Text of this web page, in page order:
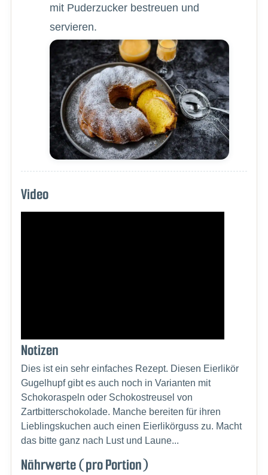
mit Puderzucker bestreuen und
servieren.
Video
Notizen
Dies ist ein sehr einfaches Rezept. Diesen Eierlikör
Gugelhupf gibt es auch noch in Varianten mit
Schokoraspeln oder Schokostreusel von
Zartbitterschokolade. Manche bereiten für ihren
Lieblingskuchen auch einen Eierlikörguss zu. Macht
das bitte ganz nach Lust und Laune...
Nährwerte (pro Portion)